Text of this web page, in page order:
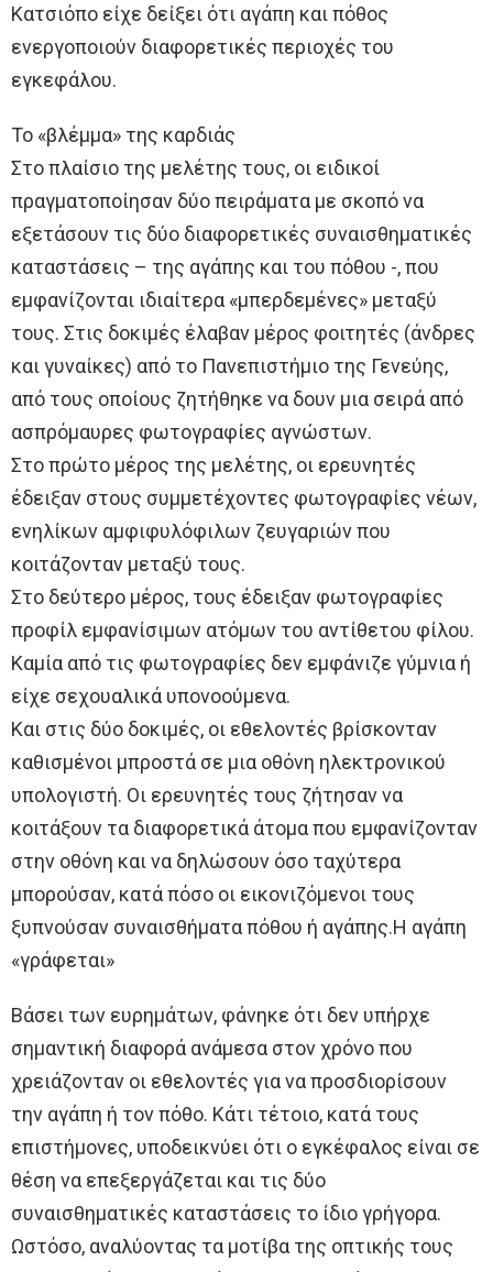
Κατσιόπο είχε δείξει ότι αγάπη και πόθος
ενεργοποιούν διαφορετικές περιοχές του
εγκεφάλου.
Το «βλέμμα» της καρδιάς
Στο πλαίσιο της μελέτης τους, οι ειδικοί
πραγματοποίησαν δύο πειράματα με σκοπό να
εξετάσουν τις δύο διαφορετικές συναισθηματικές
καταστάσεις – της αγάπης και του πόθου -, που
εμφανίζονται ιδιαίτερα «μπερδεμένες» μεταξύ
τους. Στις δοκιμές έλαβαν μέρος φοιτητές (άνδρες
και γυναίκες) από το Πανεπιστήμιο της Γενεύης,
από τους οποίους ζητήθηκε να δουν μια σειρά από
ασπρόμαυρες φωτογραφίες αγνώστων.
Στο πρώτο μέρος της μελέτης, οι ερευνητές
έδειξαν στους συμμετέχοντες φωτογραφίες νέων,
ενηλίκων αμφιφυλόφιλων ζευγαριών που
κοιτάζονταν μεταξύ τους.
Στο δεύτερο μέρος, τους έδειξαν φωτογραφίες
προφίλ εμφανίσιμων ατόμων του αντίθετου φίλου.
Καμία από τις φωτογραφίες δεν εμφάνιζε γύμνια ή
είχε σεχουαλικά υπονοούμενα.
Και στις δύο δοκιμές, οι εθελοντές βρίσκονταν
καθισμένοι μπροστά σε μια οθόνη ηλεκτρονικού
υπολογιστή. Οι ερευνητές τους ζήτησαν να
κοιτάξουν τα διαφορετικά άτομα που εμφανίζονταν
στην οθόνη και να δηλώσουν όσο ταχύτερα
μπορούσαν, κατά πόσο οι εικονιζόμενοι τους
ξυπνούσαν συναισθήματα πόθου ή αγάπης.Η αγάπη
«γράφεται»
Βάσει των ευρημάτων, φάνηκε ότι δεν υπήρχε
σημαντική διαφορά ανάμεσα στον χρόνο που
χρειάζονταν οι εθελοντές για να προσδιορίσουν
την αγάπη ή τον πόθο. Κάτι τέτοιο, κατά τους
επιστήμονες, υποδεικνύει ότι ο εγκέφαλος είναι σε
θέση να επεξεργάζεται και τις δύο
συναισθηματικές καταστάσεις το ίδιο γρήγορα.
Ωστόσο, αναλύοντας τα μοτίβα της οπτικής τους